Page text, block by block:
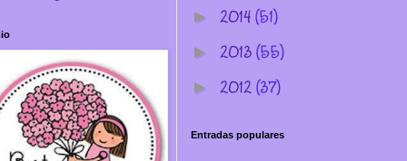
► 2014(51)
► 2013(55)
► 2012(37)
Entradas populares